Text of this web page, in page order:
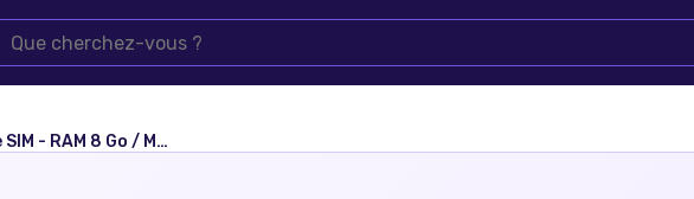
- 6.7"" - 2640 x 1080 pixels 2640 x 1080 pixels